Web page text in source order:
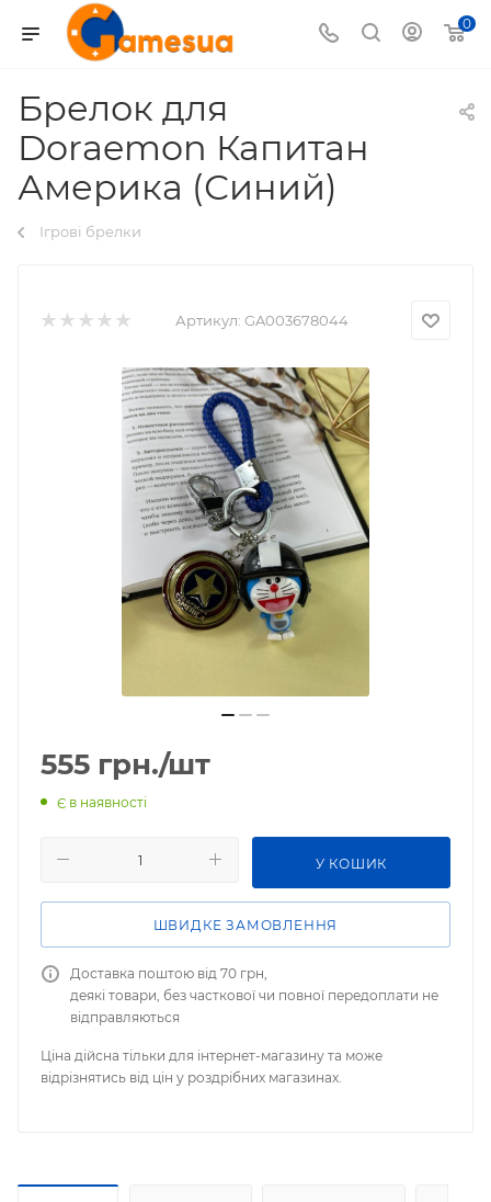
0
Брелок для
Doraemon Капитан
Америка (Синий)
Ігрові брелки
Артикул: GA003678044
555 грн./шт
Є в наявності
У КОШИК
ШВИДКЕ ЗАМОВЛЕННЯ
Доставка поштою від 70 грн,
деякі товари, без часткової чи повної передоплати не
відправляються
Ціна дійсна тільки для інтернет-магазину та може
відрізнятись від цін у роздрібних магазинах.